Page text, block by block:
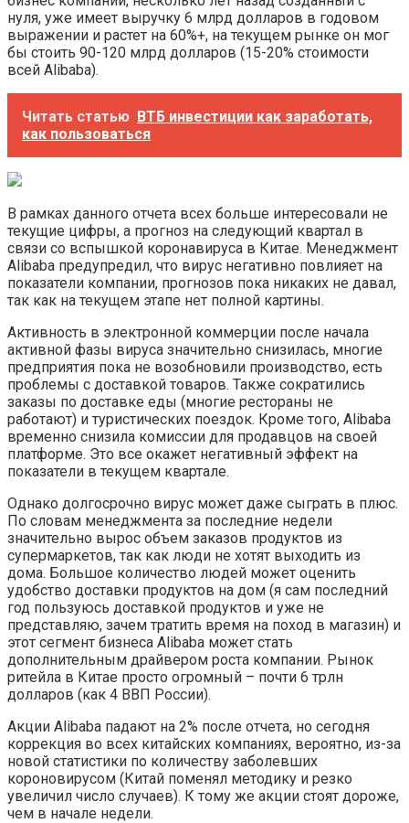
нуля, уже имеет выручку 6 млрд долларов в годовом
выражении и растет на 60%+, на текущем рынке он мог
бы стоить 90-120 млрд долларов (15-20% стоимости
всей Alibaba).
Читать статью ВТБ инвестиции как заработать,
как пользоваться
В рамках данного отчета всех больше интересовали не
текущие цифры, а прогноз на следующий квартал в
связи со вспышкой коронавируса в Китае. Менеджмент
Alibaba предупредил, что вирус негативно повлияет на
показатели компании, прогнозов пока никаких не давал,
так как на текущем этапе нет полной картины.
Активность в электронной коммерции после начала
активной фазы вируса значительно снизилась, многие
предприятия пока не возобновили производство, есть
проблемы с доставкой товаров. Также сократились
заказы по доставке еды (многие рестораны не
работают) и туристических поездок. Кроме того, Alibaba
временно снизила комиссии для продавцов на своей
платформе. Это все окажет негативный эффект на
показатели в текущем квартале.
Однако долгосрочно вирус может даже сыграть в плюс.
По словам менеджмента за последние недели
значительно вырос объем заказов продуктов из
супермаркетов, так как люди не хотят выходить из
дома. Большое количество людей может оценить
удобство доставки продуктов на дом (я сам последний
год пользуюсь доставкой продуктов и уже не
представляю, зачем тратить время на поход в магазин) и
этот сегмент бизнеса Alibaba может стать
дополнительным драйвером роста компании. Рынок
ритейла в Китае просто огромный – почти 6 трлн
долларов (как 4 ВВП России).
Акции Alibaba падают на 2% после отчета, но сегодня
коррекция во всех китайских компаниях, вероятно, из-за
новой статистики по количеству заболевших
короновирусом (Китай поменял методику и резко
увеличил число случаев). К тому же акции стоят дороже,
чем в начале недели.